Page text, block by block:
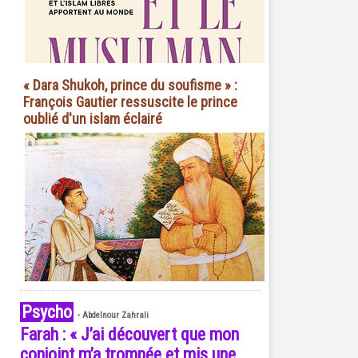
« Dara Shukoh, prince du soufisme » :
François Gautier ressuscite le prince
oublié d'un islam éclairé
Psycho - Abdelnour Zahrali
Farah : « J’ai découvert que mon